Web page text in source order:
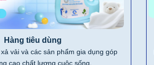
Hàng tiêu dùng
vải và các sản phẩm gia dụng góp
cao chất lượng cuộc sống.